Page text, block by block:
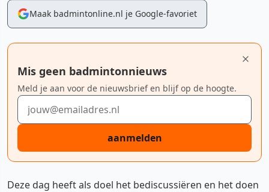
Maak badmintonline.nl je Google-favoriet
Mis geen badmintonnieuws
Meld je aan voor de nieuwsbrief en blijf op de hoogte.
E-mailadres
aanmelden
Deze dag heeft als doel het bediscussiëren en het doen